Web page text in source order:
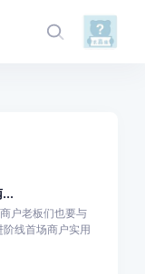
...
户老板们也要与
线首场商户实用